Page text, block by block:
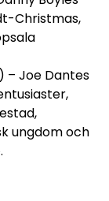
Christmas,
– Joe Dantes
ungdom och